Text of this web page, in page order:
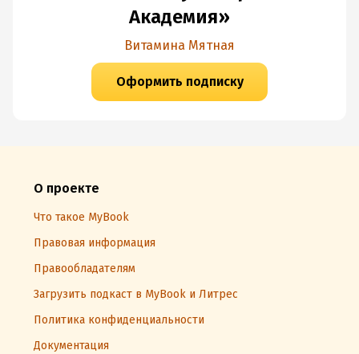
Академия»
Витамина Мятная
Оформить подписку
О проекте
Что такое MyBook
Правовая информация
Правообладателям
Загрузить подкаст в MyBook и Литрес
Политика конфиденциальности
Документация